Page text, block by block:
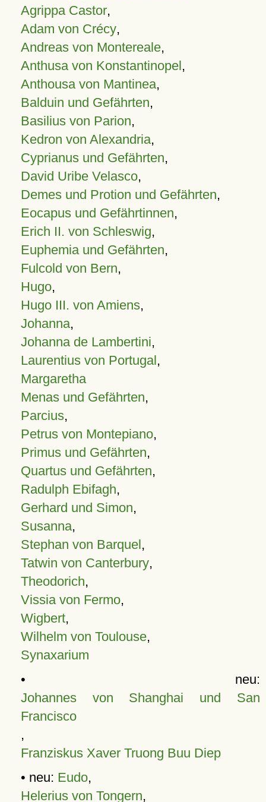
Agrippa Castor,
Adam von Crécy,
Andreas von Montereale,
Anthusa von Konstantinopel,
Anthousa von Mantinea,
Balduin und Gefährten,
Basilius von Parion,
Kedron von Alexandria,
Cyprianus und Gefährten,
David Uribe Velasco,
Demes und Protion und Gefährten,
Eocapus und Gefährtinnen,
Erich II. von Schleswig,
Euphemia und Gefährten,
Fulcold von Bern,
Hugo,
Hugo III. von Amiens,
Johanna,
Johanna de Lambertini,
Laurentius von Portugal,
Margaretha
Menas und Gefährten,
Parcius,
Petrus von Montepiano,
Primus und Gefährten,
Quartus und Gefährten,
Radulph Ebifagh,
Gerhard und Simon,
Susanna,
Stephan von Barquel,
Tatwin von Canterbury,
Theodorich,
Vissia von Fermo,
Wigbert,
Wilhelm von Toulouse,
Synaxarium
• neu:
Johannes von Shanghai und San
Francisco
,
Franziskus Xaver Truong Buu Diep
• neu: Eudo,
Helerius von Tongern,